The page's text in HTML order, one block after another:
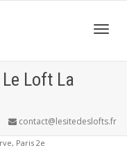
Loft La
contact@lesitedeslofts.fr
Paris 2e